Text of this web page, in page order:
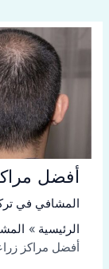
أفضل
المشافي في
الرئيسية
أفضل مراكز